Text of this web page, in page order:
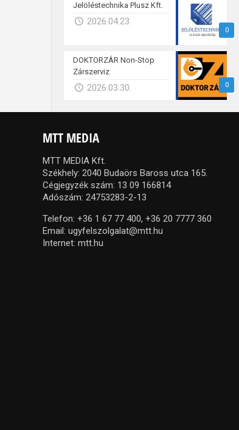
0
Jelöléstechnika Plusz Kft.
2026.04.23.
0
DOKTORZÁR Non-Stop
Zárszerviz
2026.03.30.
MTT MEDIA
MTT MEDIA Kft.
Székhely: 2040 Budaörs Baross utca 165.
Cégjegyzék szám: 13 09 166814
Adószám: 24753283-2-13
Telefon:+36 1 67 77 400, +36 20 7777 360
Email:ugyfelszolgalat@mtt.hu
Internet:mtt.hu